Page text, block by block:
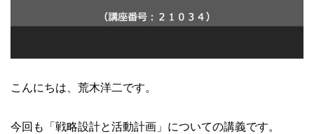
こんにちは、荒木洋二です。
今回も「戦略設計と活動計画」についての講義です。